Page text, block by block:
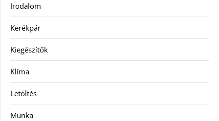
Irodalom
Kerékpár
Kiegészítők
Klíma
Letöltés
Munka